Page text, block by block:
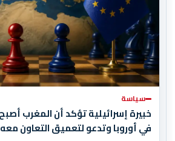
سياسة
خبيرة إسرائيلية تؤكد أن المغرب أصبح
في أوروبا وتدعو لتعميق التعاون معه